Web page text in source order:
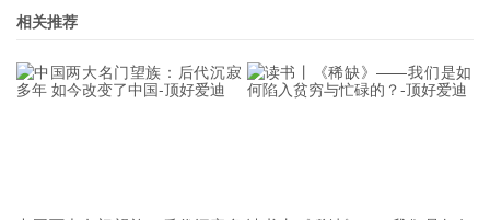
相关推荐